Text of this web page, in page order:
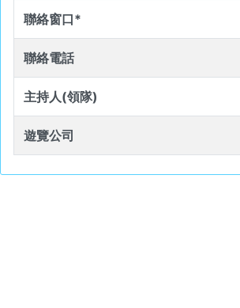
聯絡窗口*
聯絡電話
主持人(領隊)
遊覽公司